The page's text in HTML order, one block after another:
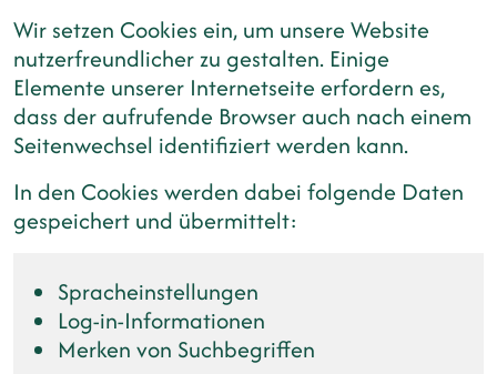
Wir setzen Cookies ein, um unsere Website
nutzerfreundlicher zu gestalten. Einige
Elemente unserer Internetseite erfordern es,
dass der aufrufende Browser auch nach einem
Seitenwechsel identifiziert werden kann.
In den Cookies werden dabei folgende Daten
gespeichert und übermittelt:
Spracheinstellungen
Log-in-Informationen
Merken von Suchbegriffen